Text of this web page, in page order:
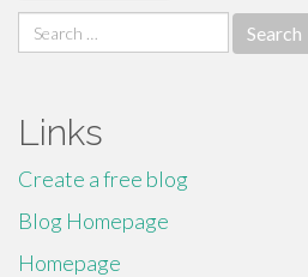
Search
for:
Links
Create a free blog
Blog Homepage
Homepage